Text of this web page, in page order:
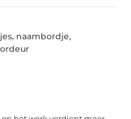
, naambordje,